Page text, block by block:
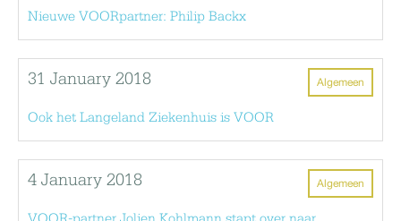
Nieuwe VOORpartner: Philip Backx
Algemeen
31 January 2018
Ook het Langeland Ziekenhuis is VOOR
Algemeen
4 January 2018